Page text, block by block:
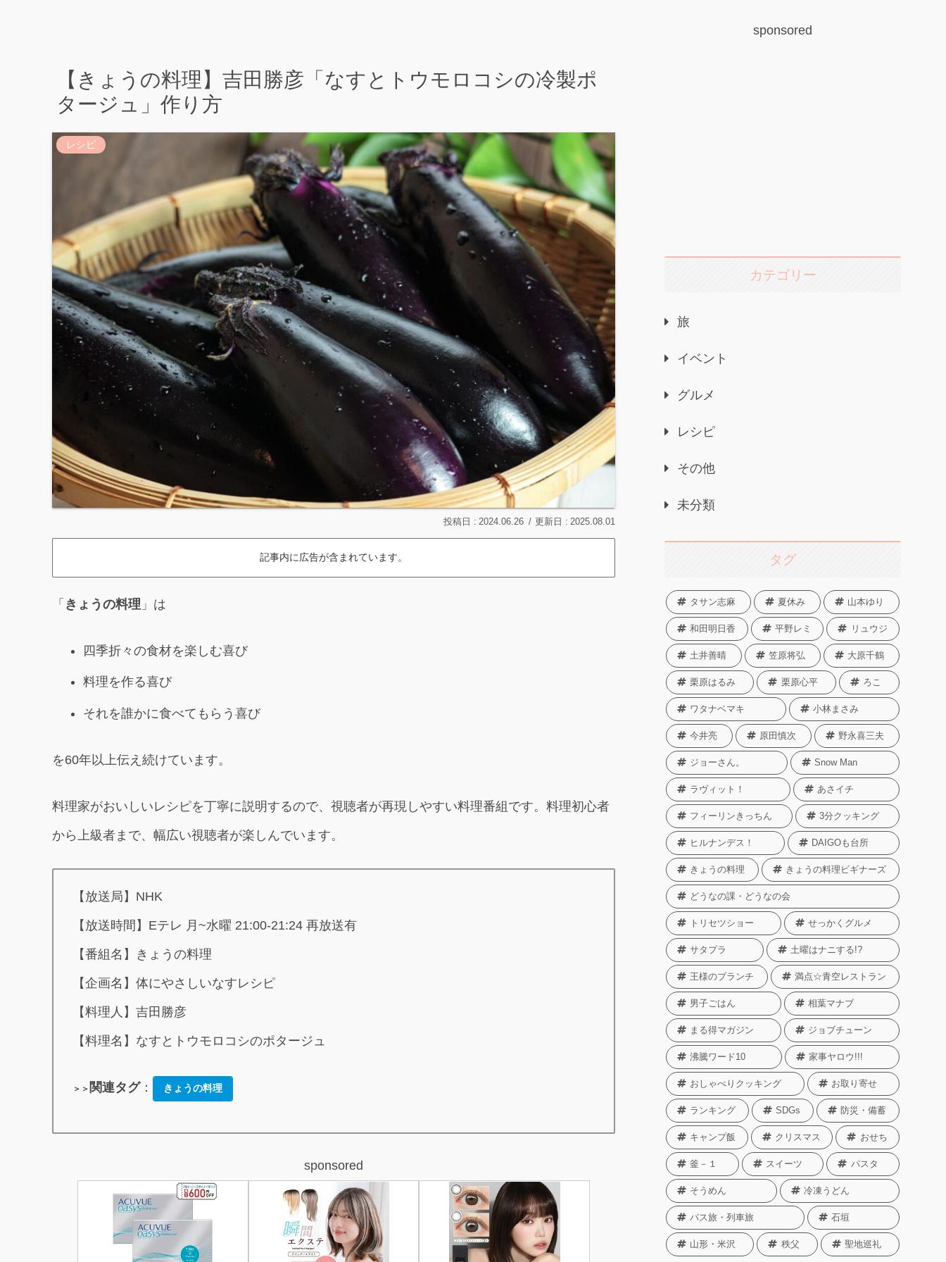
【きょうの料理】吉田勝彦「なすとトウモロコシの冷製ポ
タージュ」作り方
レシピ
2024.06.26 2025.08.01
記事内に広告が含まれています。
「 きょうの料理 」は
四季折々の食材を楽しむ喜び
料理を作る喜び
それを誰かに食べてもらう喜び
を60年以上伝え続けています。
料理家がおいしいレシピを丁寧に説明するので、視聴者が再現しやすい料理番組です。料理初心者
から上級者まで、幅広い視聴者が楽しんでいます。
【放送局】NHK
【放送時間】Eテレ 月~水曜 21:00-21:24 再放送有
【番組名】きょうの料理
【企画名】体にやさしいなすレシピ
【料理人】吉田勝彦
【料理名】なすとトウモロコシのポタージュ
＞＞ 関連タグ： きょうの料理
sponsored
sponsored
カテゴリー
旅
イベント
グルメ
レシピ
その他
未分類
タグ
タサン志麻 夏休み 山本ゆり
和田明日香 平野レミ リュウジ
土井善晴 笠原将弘 大原千鶴
栗原はるみ 栗原心平 ろこ
ワタナベマキ 小林まさみ
今井亮 原田慎次 野永喜三夫
ジョーさん。 Snow Man
ラヴィット！ あさイチ
フィーリンきっちん 3分クッキング
ヒルナンデス！ DAIGOも台所
きょうの料理 きょうの料理ビギナーズ
どうなの課・どうなの会
トリセツショー せっかくグルメ
サタプラ 土曜はナニする!?
王様のブランチ 満点☆青空レストラン
男子ごはん 相葉マナブ
まる得マガジン ジョブチューン
沸騰ワード10 家事ヤロウ!!!
おしゃべりクッキング お取り寄せ
ランキング SDGs 防災・備蓄
キャンプ飯 クリスマス おせち
釜－１ スイーツ パスタ
そうめん 冷凍うどん
バス旅・列車旅 石垣
山形・米沢 秩父 聖地巡礼